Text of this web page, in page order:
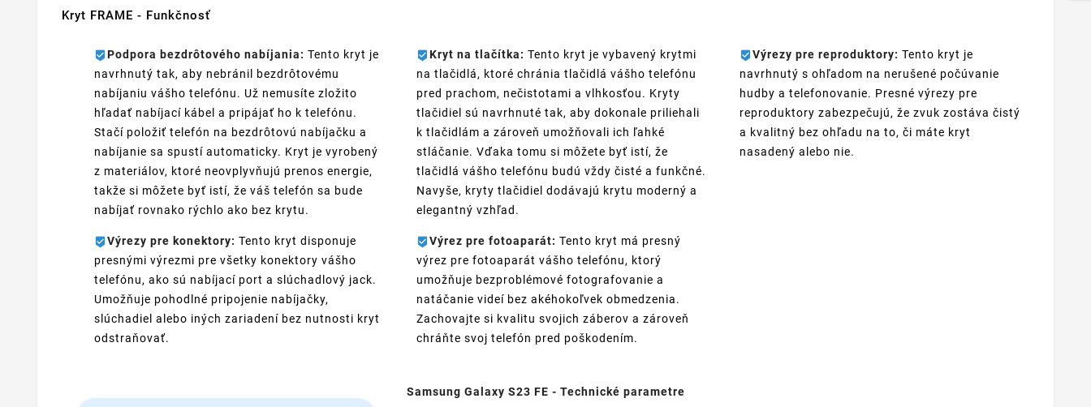
Kryt FRAME - Funkčnosť
Podpora bezdrôtového nabíjania: Tento kryt je
navrhnutý tak, aby nebránil bezdrôtovému
nabíjaniu vášho telefónu. Už nemusíte zložito
hľadať nabíjací kábel a pripájať ho k telefónu.
Stačí položiť telefón na bezdrôtovú nabíjačku a
nabíjanie sa spustí automaticky. Kryt je vyrobený
z materiálov, ktoré neovplyvňujú prenos energie,
takže si môžete byť istí, že váš telefón sa bude
nabíjať rovnako rýchlo ako bez krytu.
Výrezy pre konektory: Tento kryt disponuje
presnými výrezmi pre všetky konektory vášho
telefónu, ako sú nabíjací port a slúchadlový jack.
Umožňuje pohodlné pripojenie nabíjačky,
slúchadiel alebo iných zariadení bez nutnosti kryt
odstraňovať.
Kryt na tlačítka: Tento kryt je vybavený krytmi
na tlačidlá, ktoré chránia tlačidlá vášho telefónu
pred prachom, nečistotami a vlhkosťou. Kryty
tlačidiel sú navrhnuté tak, aby dokonale priliehali
k tlačidlám a zároveň umožňovali ich ľahké
stláčanie. Vďaka tomu si môžete byť istí, že
tlačidlá vášho telefónu budú vždy čisté a funkčné.
Navyše, kryty tlačidiel dodávajú krytu moderný a
elegantný vzhľad.
Výrez pre fotoaparát: Tento kryt má presný
výrez pre fotoaparát vášho telefónu, ktorý
umožňuje bezproblémové fotografovanie a
natáčanie videí bez akéhokoľvek obmedzenia.
Zachovajte si kvalitu svojich záberov a zároveň
chráňte svoj telefón pred poškodením.
Výrezy pre reproduktory: Tento kryt je
navrhnutý s ohľadom na nerušené počúvanie
hudby a telefonovanie. Presné výrezy pre
reproduktory zabezpečujú, že zvuk zostáva čistý
a kvalitný bez ohľadu na to, či máte kryt
nasadený alebo nie.
Samsung Galaxy S23 FE - Technické parametre